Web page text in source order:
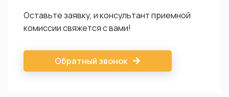
Оставьте заявку, и консультант приемной
комиссии свяжется с вами!
Обратный звонок